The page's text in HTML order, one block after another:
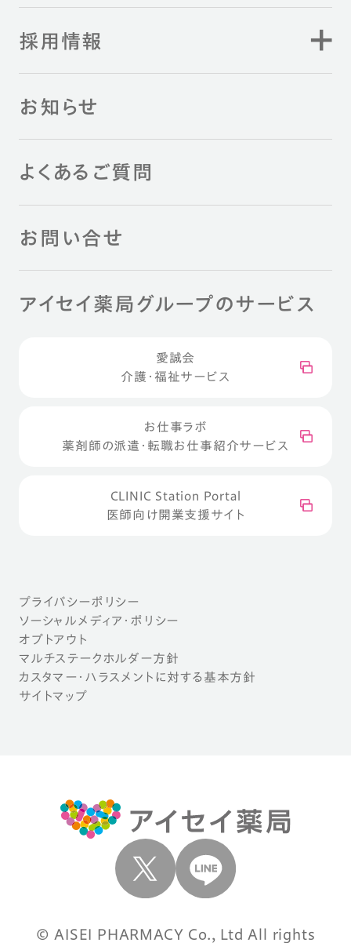
採用情報
お知らせ
よくあるご質問
お問い合せ
アイセイ薬局グループのサービス
愛誠会
介護・福祉サービス
お仕事ラボ
薬剤師の派遣・転職お仕事紹介サービス
CLINIC Station Portal
医師向け開業支援サイト
プライバシーポリシー
ソーシャルメディア・ポリシー
オプトアウト
マルチステークホルダー方針
カスタマー・ハラスメントに対する基本方針
サイトマップ
© AISEI PHARMACY Co., Ltd All rights